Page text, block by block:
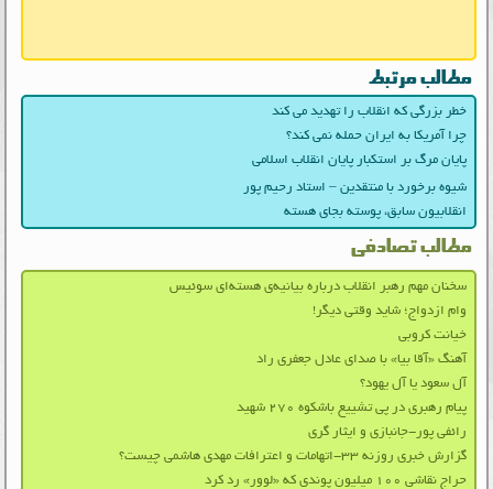
مطالب مرتبط
خطر بزرگی که انقلاب را تهدید می کند
چرا آمریکا به ایران حمله نمی کند؟
پایان مرگ بر استکبار پایان انقلاب اسلامی
شیوه برخورد با منتقدین – استاد رحیم پور
انقلابیون سابق، پوسته بجای هسته
مطالب تصادفی
سخنان مهم رهبر انقلاب درباره بیانیه‌ی هسته‌ای سوئیس
وام ازدواج؛ شاید وقتی دیگر!
خیانت کروبی
آهنگ «آقا بیا» با صدای عادل جعفری راد
آل سعود یا آل یهود؟
پیام رهبری در پی تشییع باشکوه ۲۷۰ شهید
رائفی پور-جانبازی و ایثار گری
گزارش خبری روزنه ۳۳-اتهامات و اعترافات مهدی هاشمی چیست؟
حراج نقاشی ۱۰۰ میلیون پوندی که «لوور» رد کرد